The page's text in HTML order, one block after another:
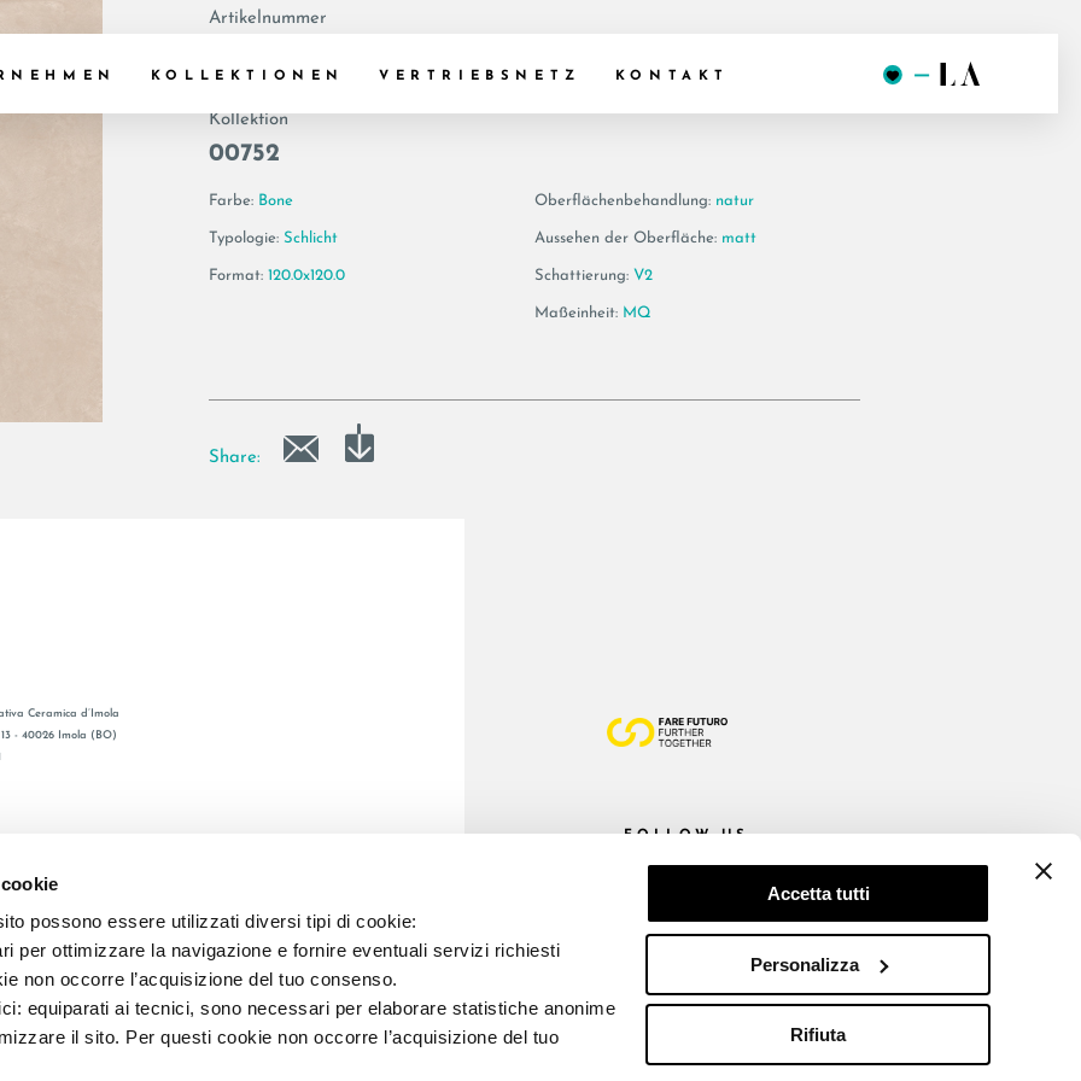
possono essere utilizzati diversi tipi di cookie:
per ottimizzare la navigazione e fornire eventuali servizi richiesti
non occorre l’acquisizione del tuo consenso.
equiparati ai tecnici, sono necessari per elaborare statistiche anonime
il sito. Per questi cookie non occorre l’acquisizione del tuo
Accetta tutti
Personalizza
Rifiuta
KOLLEKTIONEN VERTRIEBSNETZ KONTAKT
Artikelnummer
Kollektion
00752
Farbe: Bone
Typologie: Schlicht
Format: 120.0x120.0
Oberflächenbehandlung: natur
Aussehen der Oberfläche: matt
Schattierung: V2
Maßeinheit: MQ
Share:
Ceramica d’Imola
- 40026 Imola (BO)
FOLLOW US
E REG. IMPR. BO 00286900378 R.E.A. BO 5545